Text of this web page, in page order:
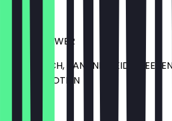
PURPLE POWER
HAFERMILCH, BANANE,
VANILLEPROTEIN